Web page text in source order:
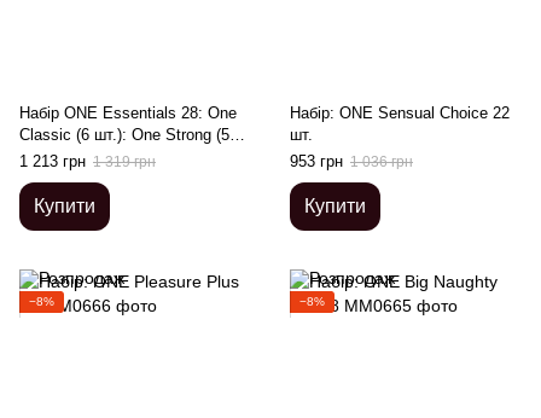
Набір ONE Essentials 28: One
Classic (6 шт.): One Strong (5
шт.) One Studs (5 шт.) One
Flavor (6 шт.)
1 213 грн 1 319 грн
Купити
Набір: ONE Sensual Choice 22
шт.
953 грн 1 036 грн
Купити
−8% −8%